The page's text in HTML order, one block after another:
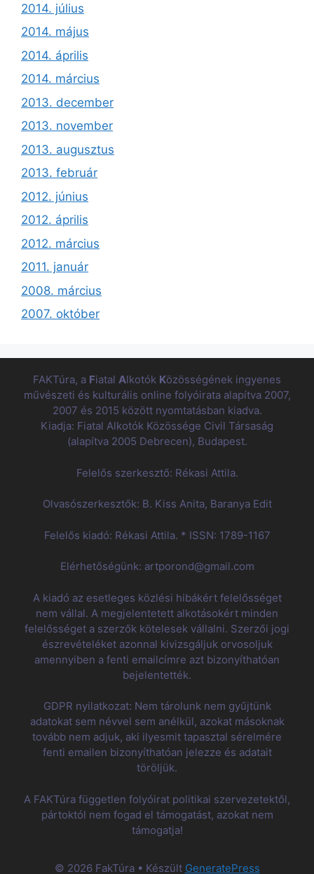
2014. július
2014. május
2014. április
2014. március
2013. december
2013. november
2013. augusztus
2013. február
2012. június
2012. április
2012. március
2011. január
2008. március
2007. október
FAKTúra, a Fiatal Alkotók Közösségének ingyenes
művészeti és kulturális online folyóirata alapítva 2007,
2007 és 2015 között nyomtatásban kiadva.
Kiadja: Fiatal Alkotók Közössége Civil Társaság
(alapítva 2005 Debrecen), Budapest.
Felelős szerkesztő: Rékasi Attila.
Olvasószerkesztők: B. Kiss Anita, Baranya Edit
Felelős kiadó: Rékasi Attila. * ISSN: 1789-1167
Elérhetőségünk: artporond@gmail.com
A kiadó az esetleges közlési hibákért felelősséget
nem vállal. A megjelentetett alkotásokért minden
felelősséget a szerzők kötelesek vállalni. Szerzői jogi
észrevételéket azonnal kivizsgáljuk orvosoljuk
amennyiben a fenti emailcímre azt bizonyíthatóan
bejelentették.
GDPR nyilatkozat: Nem tárolunk nem gyűjtünk
adatokat sem névvel sem anélkül, azokat másoknak
tovább nem adjuk, aki ilyesmit tapasztal sérelmére
fenti emailen bizonyíthatóan jelezze és adatait
töröljük.
A FAKTúra független folyóirat politikai szervezetektől,
pártoktól nem fogad el támogatást, azokat nem
támogatja!
© 2026 FakTúra• Készült GeneratePress